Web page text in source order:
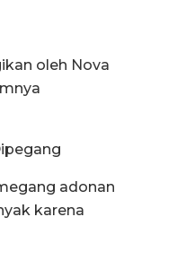
oleh Nova
adonan
karena